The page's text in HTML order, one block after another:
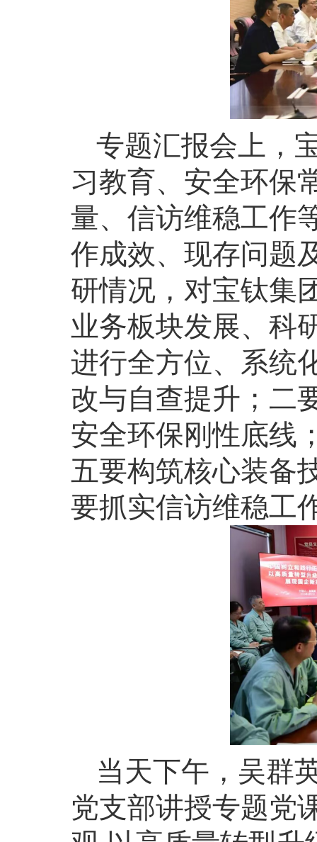
专题汇报会上，
习教育、安全环保
量、信访维稳工作
作成效、现存问题
研情况，对宝钛集
业务板块发展、科
进行全方位、系统
改与自查提升；二
安全环保刚性底线
五要构筑核心装备
要抓实信访维稳工
当天下午，吴群
党支部讲授专题党